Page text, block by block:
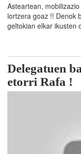
Asteartean,
lortzera goaz !! Denok
geltokian elkar ikusten
Delegatuen
etorri Rafa !